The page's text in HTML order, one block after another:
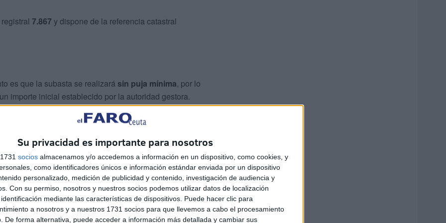
Su privacidad es importante para nosotros
socios almacenamos y/o accedemos a información en un dispositivo, como cookies, y
como identificadores únicos e información estándar enviada por un dispositivo
personalizado, medición de publicidad y contenido, investigación de audiencia y
Con su permiso, nosotros y nuestros socios podemos utilizar datos de localización
mediante las características de dispositivos. Puede hacer clic para
a nosotros y a nuestros 1731 socios para que llevemos a cabo el procesamiento
De forma alternativa, puede acceder a información más detallada y cambiar sus
7.867 y dispone de la referencia catastral
es que la subasta se realizará sin puja mínima, por lo
importe inicial establecido por la autoridad gestora.
previamente un depósito de 4.400 euros
.
entre pujas deberán respetar un tramo mínimo de